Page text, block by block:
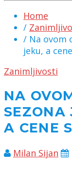
Home
/
/ Na ovom
jeku, a
Zanimljivosti
NA
SEZONA
A CENE
Milan Sijan